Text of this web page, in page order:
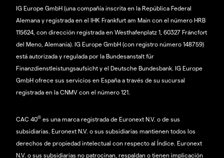
IG Europe GmbH (una compañía inscrita en la República Federal
Alemana y registrada en el IHK Frankfurt am Main con el número HRB
115624, con dirección registrada en Westhafenplatz 1, 60327 Fráncfort
del Meno, Alemania). IG Europe GmbH (con registro número 148759)
está autorizada y regulada por la Bundesanstalt für
Finanzdienstleistungsaufsicht y el Deutsche Bundesbank. IG Europe
GmbH ofrece sus servicios en España a través de su sucursal
registrada en la CNMV con el número 121.
CAC 40® es una marca registrada de Euronext N.V. o de sus
subsidiarias. Euronext N.V. o sus subsidiarias mantienen todos los
derechos de propiedad intelectual con respecto al Índice. Euronext
N.V. o sus subsidiarias no patrocinan, respaldan o tienen implicación